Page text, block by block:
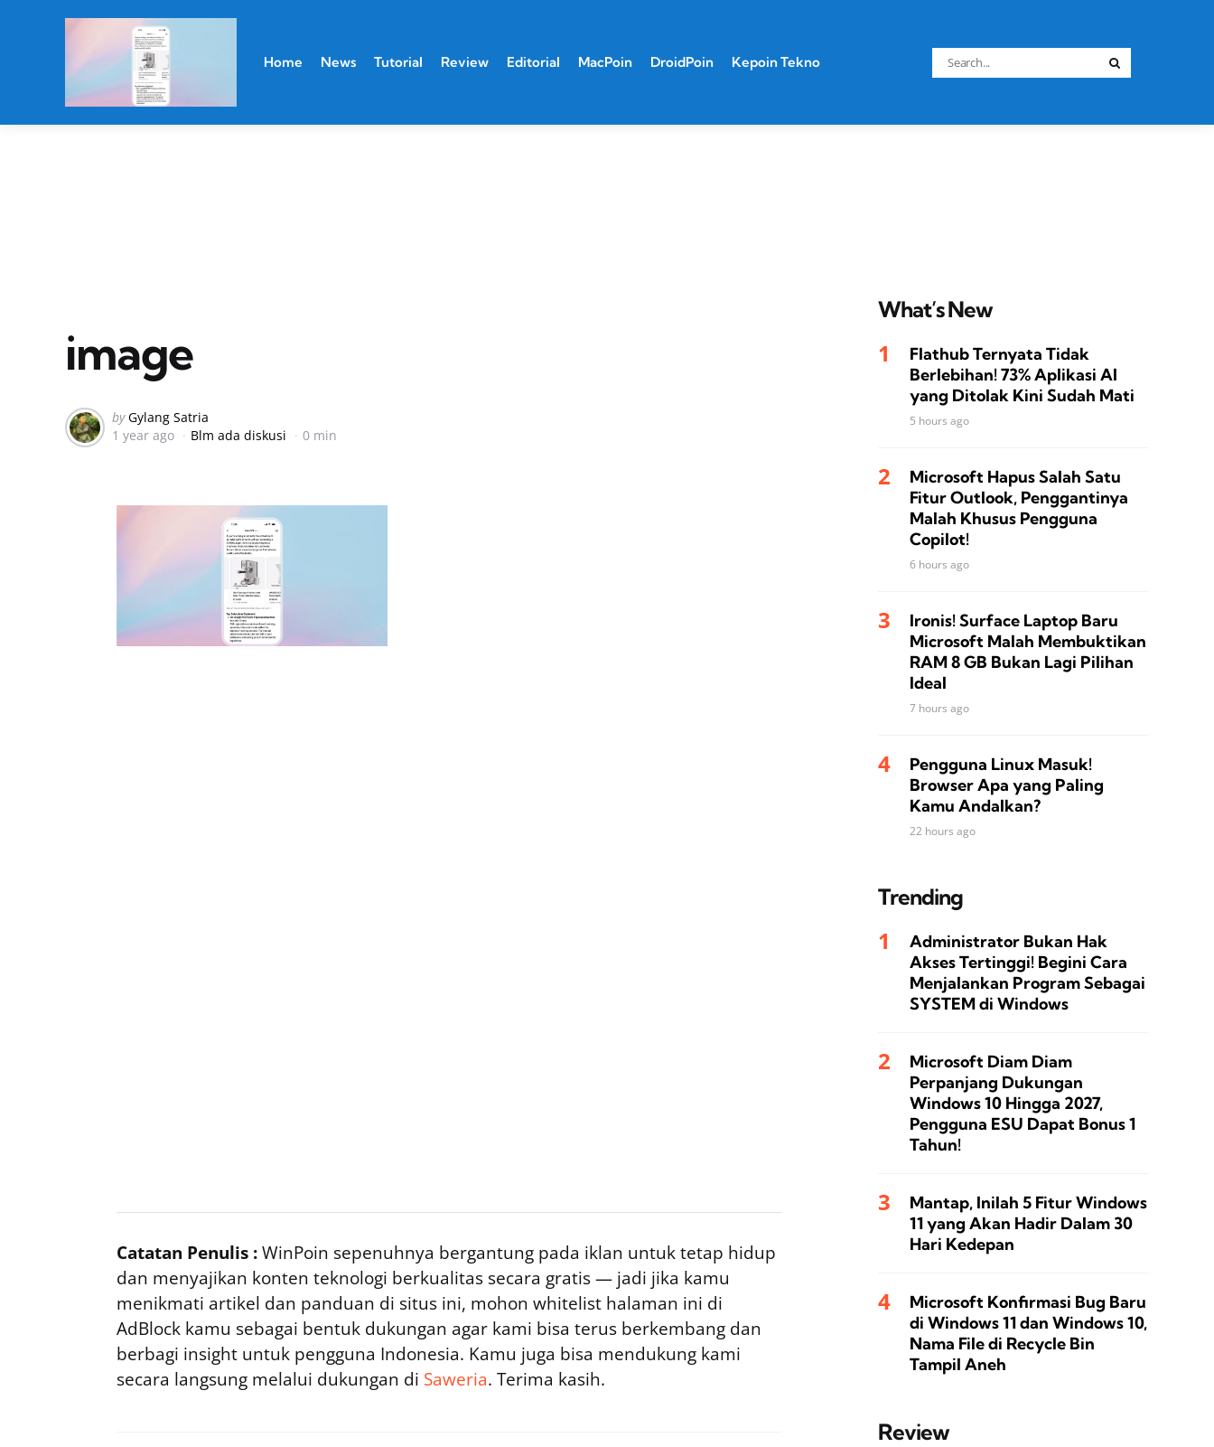
Home News Tutorial Review Editorial MacPoin DroidPoin Kepoin Tekno
Search
for:
image
Posted
by
by Gylang Satria
1 year ago
Blm ada diskusi 0 min
Catatan Penulis :WinPoin sepenuhnya bergantung pada iklan untuk tetap hidup
dan menyajikan konten teknologi berkualitas secara gratis — jadi jika kamu
menikmati artikel dan panduan di situs ini, mohon whitelist halaman ini di
AdBlock kamu sebagai bentuk dukungan agar kami bisa terus berkembang dan
berbagi insight untuk pengguna Indonesia. Kamu juga bisa mendukung kami
secara langsung melalui dukungan di Saweria. Terima kasih.
What’s New
Flathub Ternyata Tidak
Berlebihan! 73% Aplikasi AI
yang Ditolak Kini Sudah Mati
5 hours ago
Microsoft Hapus Salah Satu
Fitur Outlook, Penggantinya
Malah Khusus Pengguna
Copilot!
6 hours ago
Ironis! Surface Laptop Baru
Microsoft Malah Membuktikan
RAM 8 GB Bukan Lagi Pilihan
Ideal
7 hours ago
Pengguna Linux Masuk!
Browser Apa yang Paling
Kamu Andalkan?
22 hours ago
Trending
Administrator Bukan Hak
Akses Tertinggi! Begini Cara
Menjalankan Program Sebagai
SYSTEM di Windows
Microsoft Diam Diam
Perpanjang Dukungan
Windows 10 Hingga 2027,
Pengguna ESU Dapat Bonus 1
Tahun!
Mantap, Inilah 5 Fitur Windows
11 yang Akan Hadir Dalam 30
Hari Kedepan
Microsoft Konfirmasi Bug Baru
di Windows 11 dan Windows 10,
Nama File di Recycle Bin
Tampil Aneh
Review